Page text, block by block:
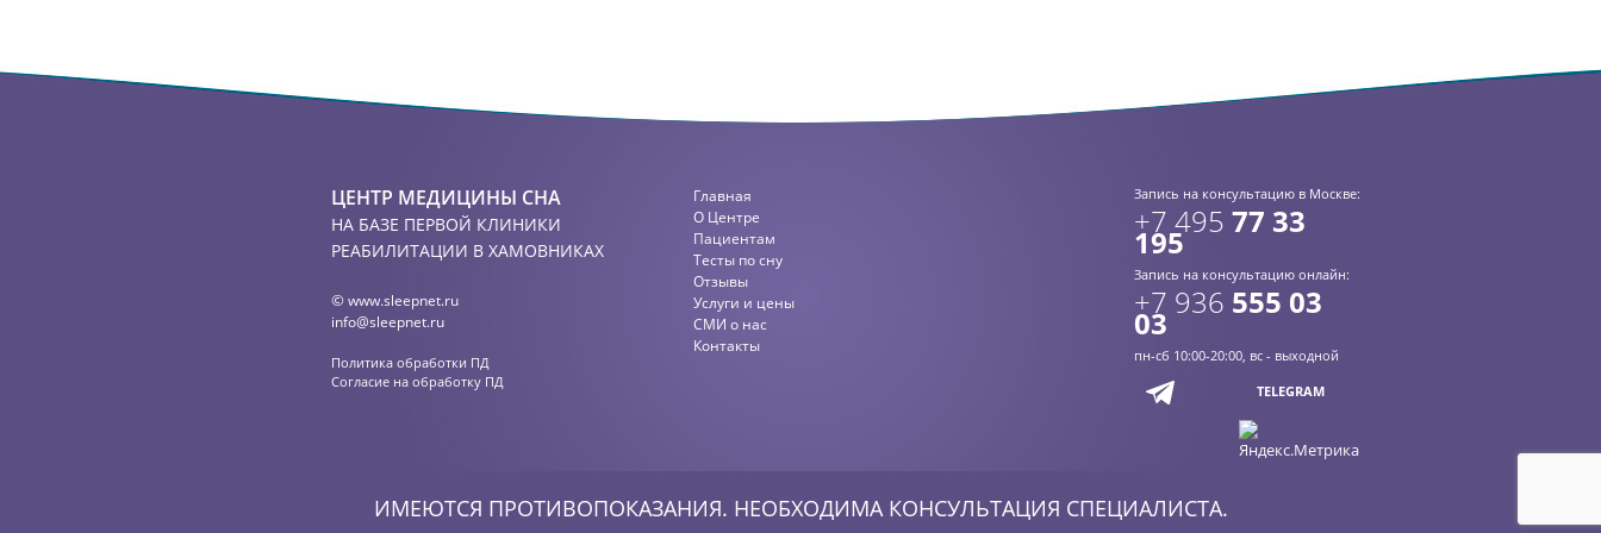
ЦЕНТР МЕДИЦИНЫ СНА
НА БАЗЕ ПЕРВОЙ КЛИНИКИ
РЕАБИЛИТАЦИИ В ХАМОВНИКАХ
©www.sleepnet.ru
info@sleepnet.ru
Политика обработки ПД
Согласие на обработку ПД
Главная
О Центре
Пациентам
Тесты по сну
Отзывы
Услуги и цены
СМИ о нас
Контакты
Запись на консультацию в Москве:
+7 495 77 33
195
Запись на консультацию онлайн:
+7 936 555 03
03
пн-сб 10:00-20:00, вс - выходной
TELEGRAM
ИМЕЮТСЯ ПРОТИВОПОКАЗАНИЯ. НЕОБХОДИМА КОНСУЛЬТАЦИЯ СПЕЦИАЛИСТА.